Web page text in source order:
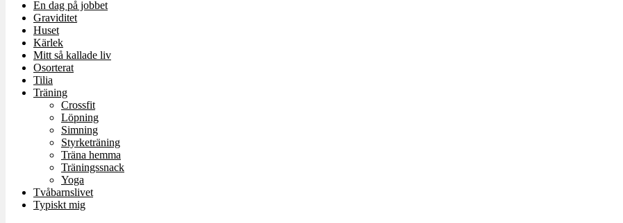
En dag på jobbet
Graviditet
Huset
Kärlek
Mitt så kallade liv
Osorterat
Tilia
Träning
Crossfit
Löpning
Simning
Styrketräning
Träna hemma
Träningssnack
Yoga
Tvåbarnslivet
Typiskt mig